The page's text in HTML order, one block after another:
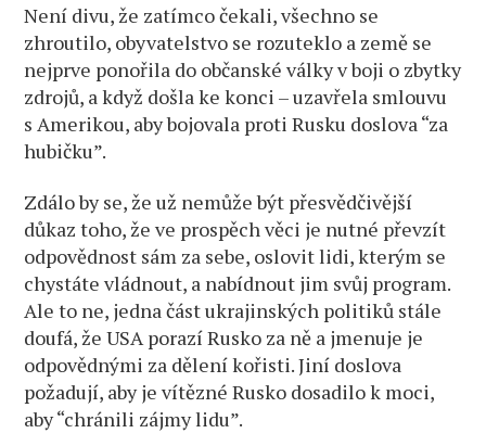
Není divu, že zatímco čekali, všechno se
zhroutilo, obyvatelstvo se rozuteklo a země se
nejprve ponořila do občanské války v boji o zbytky
zdrojů, a když došla ke konci – uzavřela smlouvu
s Amerikou, aby bojovala proti Rusku doslova “za
hubičku”.
Zdálo by se, že už nemůže být přesvědčivější
důkaz toho, že ve prospěch věci je nutné převzít
odpovědnost sám za sebe, oslovit lidi, kterým se
chystáte vládnout, a nabídnout jim svůj program.
Ale to ne, jedna část ukrajinských politiků stále
doufá, že USA porazí Rusko za ně a jmenuje je
odpovědnými za dělení kořisti. Jiní doslova
požadují, aby je vítězné Rusko dosadilo k moci,
aby “chránili zájmy lidu”.